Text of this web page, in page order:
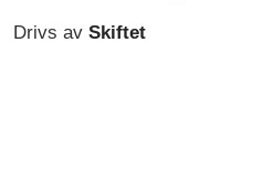
Drivs av Skiftet